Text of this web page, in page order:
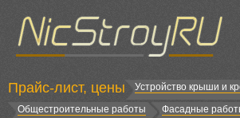
Прайс-лист, цены Устройство крыши и
Общестроительные работы
Фасадные